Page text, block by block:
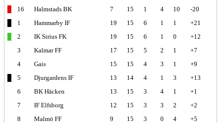
16
Halmstads BK 7 15 1 4 10
-20
1
Hammarby IF 19 15 6 1 1
+21
2
IK Sirius FK 19 15 6 1 0
+12
3
Kalmar FF 17 15 5 2 1
+7
4
Gais 15 15 4 3 1
+9
5
Djurgardens IF 13 14 4 1 3
+13
6
BK Häcken 13 15 3 4 1
+1
7
IF Elfsborg 12 15 3 3 2
+2
8
Malmö FF 9 15 3 0 4
+5